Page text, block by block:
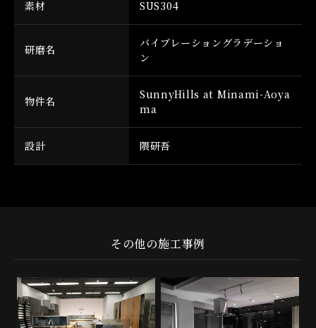
素材 SUS304
研磨名
バイブレーショングラデーショ
ン
物件名
SunnyHills at Minami-Aoya
ma
設計 隈研吾
その他の施工事例